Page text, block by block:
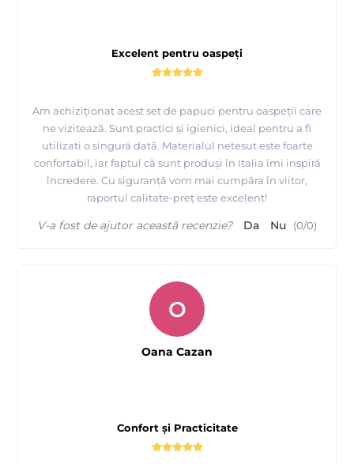
Excelent pentru oaspeți
Am achiziționat acest set de papuci pentru oaspeții care
ne vizitează. Sunt practici și igienici, ideal pentru a fi
utilizati o singură dată. Materialul netesut este foarte
confortabil, iar faptul că sunt produși în Italia îmi inspiră
încredere. Cu siguranță vom mai cumpăra în viitor,
raportul calitate-preț este excelent!
V-a fost de ajutor această recenzie? Da Nu (0/0)
Confort și Practicitate
O
Oana Cazan